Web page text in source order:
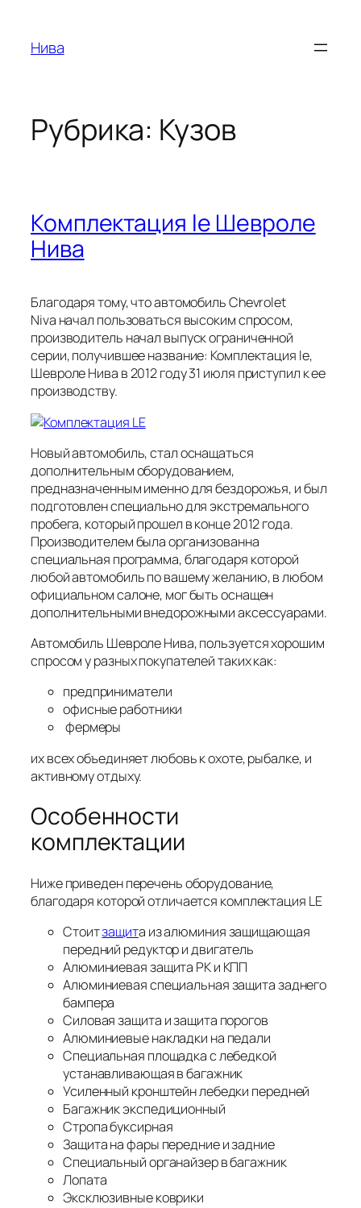
содержимому
Нива
Рубрика: Кузов
Комплектация le Шевроле
Нива
Благодаря тому, что автомобиль Chevrolet
Niva начал пользоваться высоким спросом,
производитель начал выпуск ограниченной
серии, получившее название: Комплектация le,
Шевроле Нива в 2012 году 31 июля приступил к ее
производству.
Новый автомобиль, стал оснащаться
дополнительным оборудованием,
предназначенным именно для бездорожья, и был
подготовлен специально для экстремального
пробега, который прошел в конце 2012 года.
Производителем была организованна
специальная программа, благодаря которой
любой автомобиль по вашему желанию, в любом
официальном салоне, мог быть оснащен
дополнительными внедорожными аксессуарами.
Автомобиль Шевроле Нива, пользуется хорошим
спросом у разных покупателей таких как:
предприниматели
офисные работники
фермеры
их всех объединяет любовь к охоте, рыбалке, и
активному отдыху.
Особенности
комплектации
Ниже приведен перечень оборудование,
благодаря которой отличается комплектация LE
Стоитзащита из алюминия защищающая
передний редуктор и двигатель
Алюминиевая защита РК и КПП
Алюминиевая специальная защита заднего
бампера
Силовая защита и защита порогов
Алюминиевые накладки на педали
Специальная площадка с лебедкой
устанавливающая в багажник
Усиленный кронштейн лебедки передней
Багажник экспедиционный
Стропа буксирная
Защита на фары передние и задние
Специальный органайзер в багажник
Лопата
Эксклюзивные коврики